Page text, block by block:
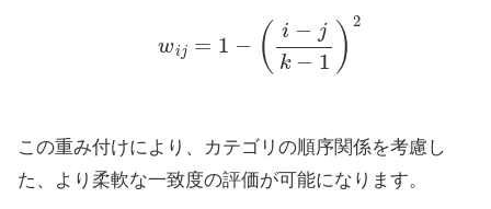
− k ) 2
この重み付けにより、カテゴリの順序関係を考慮し
た、より柔軟な一致度の評価が可能になります。